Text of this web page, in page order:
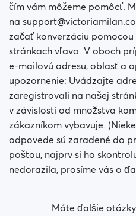
čím vám môžeme pomôcť.
na
začať konverzáciu
stránkach vľavo. V oboch
e-mailovú adresu, oblasť a
upozornenie: Uvádzajte
zaregistrovali na našej
v závislosti od množstva
zákazníkom vybavuje.
odpovede sú zaradené do
poštou, najprv si ho
nedorazila, prosíme vás o
Máte ďalšie